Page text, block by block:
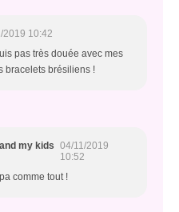
2019 10:42
pas très douée avec mes
bracelets brésiliens !
my kids 04/11/2019
10:52
comme tout !